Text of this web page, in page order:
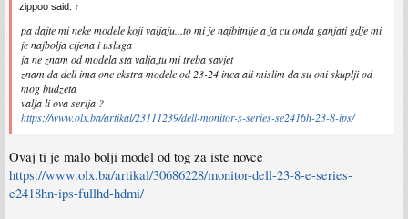
zippoo said: ↑
pa dajte mi neke modele koji valjaju...to mi je najbitnije a ja cu onda ganjati gdje mi
je najbolja cijena i usluga
ja ne znam od modela sta valja,tu mi treba savjet
znam da dell ima one ekstra modele od 23-24 inca ali mislim da su oni skuplji od
mog budzeta
valja li ova serija ?
https://www.olx.ba/artikal/23111239/dell-monitor-s-series-se2416h-23-8-ips/
Ovaj ti je malo bolji model od tog za iste novce
https://www.olx.ba/artikal/30686228/monitor-dell-23-8-e-series-
e2418hn-ips-fullhd-hdmi/